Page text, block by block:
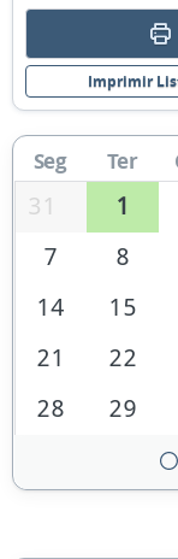
Imprimir
Seg Ter
31 1
7
8
14
15
21
22
28
29